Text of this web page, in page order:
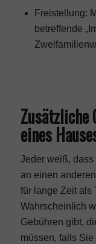
Freistellung:
betreffende
Zusätzliche
eines
Jeder weiß, dass
an einen
für lange Zeit als
Wahrscheinlich
Gebühren gibt,
müssen, falls